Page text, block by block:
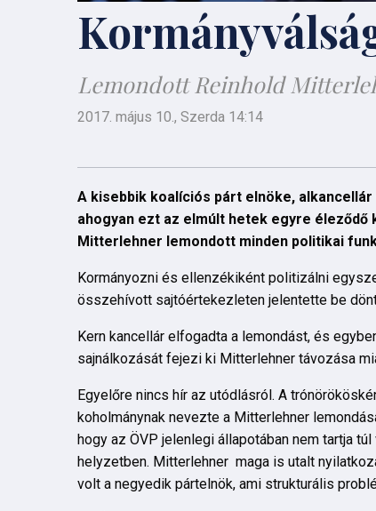
Lemondott Reinhold
2017. május 10., Szerda 14:14
A kisebbik koalíciós párt elnöke,
ahogyan ezt az elmúlt hetek egyre
Mitterlehner lemondott minden politikai
Kormányozni és ellenzékiként politizálni
összehívott sajtóértekezleten jelentette be
Kern kancellár elfogadta a lemondást, és
sajnálkozását fejezi ki Mitterlehner távozása
Egyelőre nincs hír az utódlásról. A
koholmánynak nevezte a Mitterlehner
hogy az ÖVP jelenlegi állapotában nem tartja
helyzetben. Mitterlehner maga is utalt
volt a negyedik pártelnök, ami strukturális